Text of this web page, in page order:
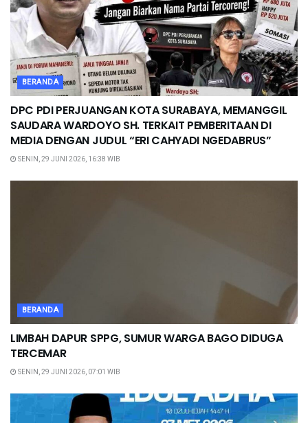
BERANDA
DPC PDI PERJUANGAN KOTA SURABAYA, MEMANGGIL
SAUDARA WARDOYO SH. TERKAIT PEMBERITAAN DI
MEDIA DENGAN JUDUL “ERI CAHYADI NGEDABRUS”
SENIN, 29 JUNI 2026, 16:38 WIB
BERANDA
LIMBAH DAPUR SPPG, SUMUR WARGA BAGO DIDUGA
TERCEMAR
SENIN, 29 JUNI 2026, 07:01 WIB